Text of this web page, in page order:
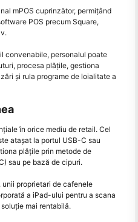
mPOS cuprinzător, permițând
POS precum Square,
convenabile, personalul poate
procesa plățile, gestiona
și rula programe de loialitate a
în orice mediu de retail. Cel
atașat la portul USB-C sau
plățile prin metode de
sau pe bază de cipuri.
unii proprietari de cafenele
a iPad-ului pentru a scana
mai rentabilă.